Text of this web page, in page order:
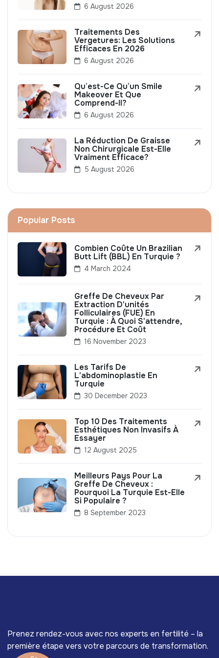
6 August 2026
Traitements Des
Vergetures: Les Solutions
Efficaces En 2026
6 August 2026
Qu’est-Ce Qu’un Smile
Makeover Et Que
Comprend-Il?
6 August 2026
La Réduction De Graisse
Non Chirurgicale Est-Elle
Vraiment Efficace?
5 August 2026
Popular Posts
Combien Coûte Un Brazilian
Butt Lift (BBL) En Turquie ?
4 March 2024
Greffe De Cheveux Par
Extraction D'unités
Folliculaires (FUE) En
Turquie : À Quoi S'attendre,
Procédure Et Coût
16 November 2023
Les Tarifs De
L'abdominoplastie En
Turquie
30 December 2023
Top 10 Des Traitements
Esthétiques Non Invasifs À
Essayer
12 August 2025
Meilleurs Pays Pour La
Greffe De Cheveux :
Pourquoi La Turquie Est-Elle
Si Populaire ?
8 September 2023
Prenez rendez-vous avec nos experts en fertilité – la
première étape vers votre parcours de transformation.